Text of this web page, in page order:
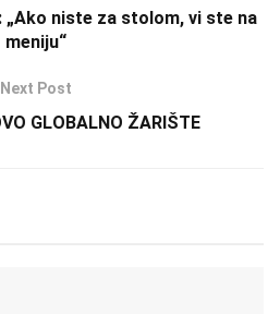
„Ako niste za stolom, vi ste na
meniju“
Next Post
GLOBALNO ŽARIŠTE